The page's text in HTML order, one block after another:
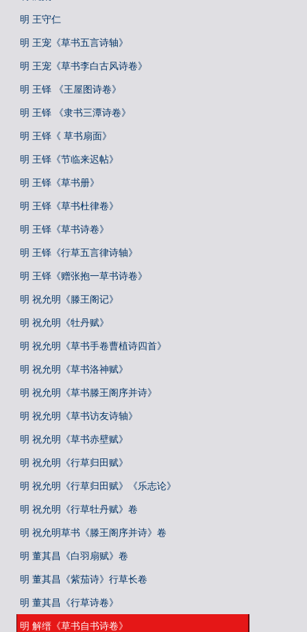
明 王守仁
明 王宠《草书五言诗轴》
明 王宠《草书李白古风诗卷》
明 王铎 《王屋图诗卷》
明 王铎 《隶书三潭诗卷》
明 王铎《 草书扇面》
明 王铎《节临来迟帖》
明 王铎《草书册》
明 王铎《草书杜律卷》
明 王铎《草书诗卷》
明 王铎《行草五言律诗轴》
明 王铎《赠张抱一草书诗卷》
明 祝允明《滕王阁记》
明 祝允明《牡丹赋》
明 祝允明《草书手卷曹植诗四首》
明 祝允明《草书洛神赋》
明 祝允明《草书滕王阁序并诗》
明 祝允明《草书访友诗轴》
明 祝允明《草书赤壁赋》
明 祝允明《行草归田赋》
明 祝允明《行草归田赋》《乐志论》
明 祝允明《行草牡丹赋》卷
明 祝允明草书《滕王阁序并诗》卷
明 董其昌《白羽扇赋》卷
明 董其昌《紫茄诗》行草长卷
明 董其昌《行草诗卷》
明 解缙《草书自书诗卷》